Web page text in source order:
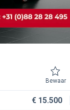
Bewaar
€ 15.500